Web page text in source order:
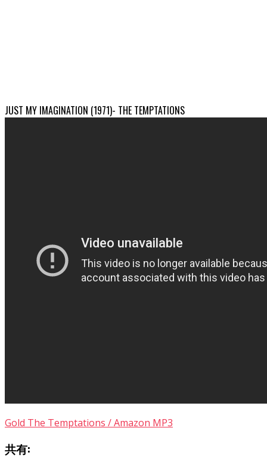
JUST MY IMAGINATION (1971)- THE TEMPTATIONS
Gold The Temptations / Amazon MP3
共有: